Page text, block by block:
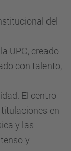
del
UPC, creado
con talento,
El centro
en
y las
y